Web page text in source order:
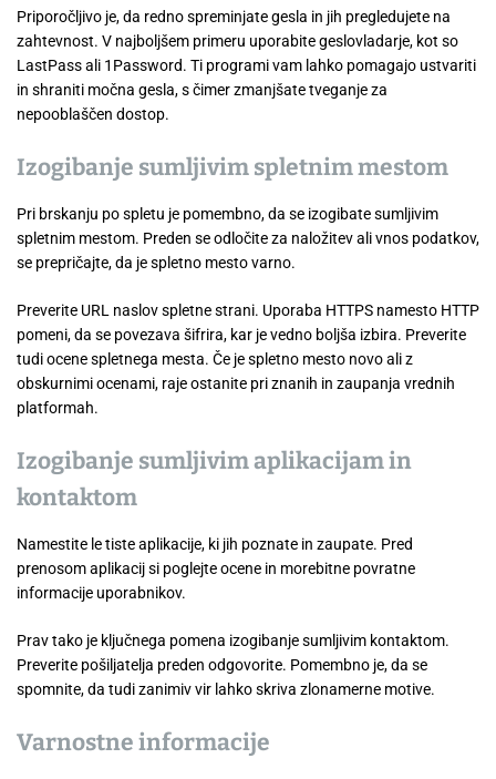
Priporočljivo je, da redno spreminjate gesla in jih pregledujete na
zahtevnost. V najboljšem primeru uporabite geslovladarje, kot so
LastPass ali 1Password. Ti programi vam lahko pomagajo ustvariti
in shraniti močna gesla, s čimer zmanjšate tveganje za
nepooblaščen dostop.
Izogibanje sumljivim spletnim mestom
Pri brskanju po spletu je pomembno, da se izogibate sumljivim
spletnim mestom. Preden se odločite za naložitev ali vnos podatkov,
se prepričajte, da je spletno mesto varno.
Preverite URL naslov spletne strani. Uporaba HTTPS namesto HTTP
pomeni, da se povezava šifrira, kar je vedno boljša izbira. Preverite
tudi ocene spletnega mesta. Če je spletno mesto novo ali z
obskurnimi ocenami, raje ostanite pri znanih in zaupanja vrednih
platformah.
Izogibanje sumljivim aplikacijam in
kontaktom
Namestite le tiste aplikacije, ki jih poznate in zaupate. Pred
prenosom aplikacij si poglejte ocene in morebitne povratne
informacije uporabnikov.
Prav tako je ključnega pomena izogibanje sumljivim kontaktom.
Preverite pošiljatelja preden odgovorite. Pomembno je, da se
spomnite, da tudi zanimiv vir lahko skriva zlonamerne motive.
Varnostne informacije